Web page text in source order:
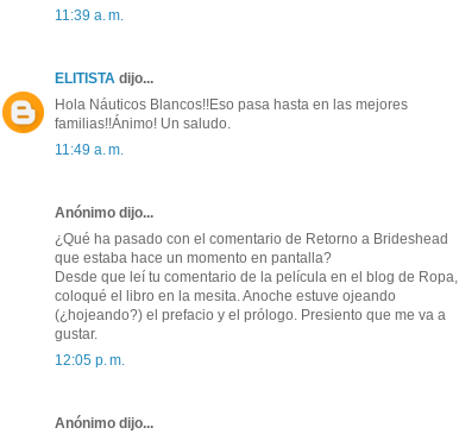
11:39 a. m.
ELITISTA dijo...
Hola Náuticos Blancos!!Eso pasa hasta en las mejores
familias!!Ánimo! Un saludo.
11:49 a. m.
Anónimo dijo...
¿Qué ha pasado con el comentario de Retorno a Brideshead
que estaba hace un momento en pantalla?
Desde que leí tu comentario de la película en el blog de Ropa,
coloqué el libro en la mesita. Anoche estuve ojeando
(¿hojeando?) el prefacio y el prólogo. Presiento que me va a
gustar.
12:05 p. m.
Anónimo dijo...